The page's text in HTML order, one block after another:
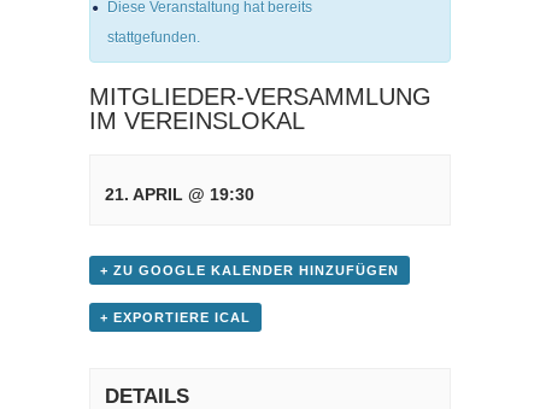
Diese Veranstaltung hat bereits
stattgefunden.
MITGLIEDER-VERSAMMLUNG
IM VEREINSLOKAL
21. APRIL @ 19:30
+ ZU GOOGLE KALENDER HINZUFÜGEN
+ EXPORTIERE ICAL
DETAILS